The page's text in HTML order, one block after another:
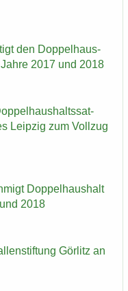
den Dop­pel­haus­
2017 und 2018
Leip­zig zum Voll­zug
Dop­pel­haus­halt
2018
Gör­litz an